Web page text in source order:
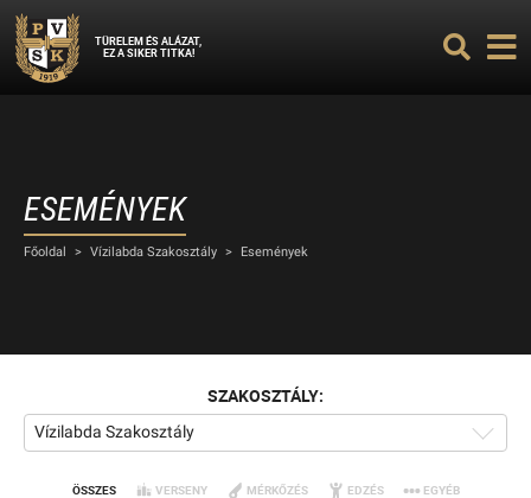
TÜRELEM ÉS ALÁZAT,
EZ A SIKER TITKA!
ESEMÉNYEK
Főoldal > Vízilabda Szakosztály > Események
SZAKOSZTÁLY:
Vízilabda Szakosztály
ÖSSZES VERSENY MÉRKŐZÉS EDZÉS EGYÉB